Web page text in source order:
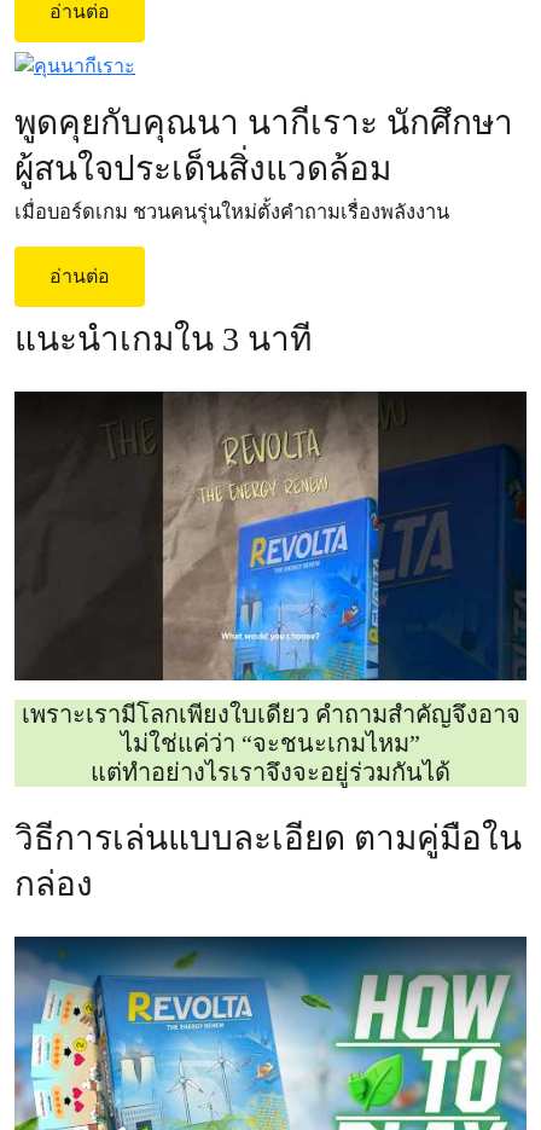
อ่านต่อ
พูดคุยกับคุณนา นากีเราะ นักศึกษา
ผู้สนใจประเด็นสิ่งแวดล้อม
เมื่อบอร์ดเกม ชวนคนรุ่นใหม่ตั้งคำถามเรื่องพลังงาน
อ่านต่อ
แนะนำเกมใน 3 นาที
เพราะเรามีโลกเพียงใบเดียว คำถามสำคัญจึงอาจ
ไม่ใช่แค่ว่า “จะชนะเกมไหม”
แต่ทำอย่างไรเราจึงจะอยู่ร่วมกันได้
วิธีการเล่นแบบละเอียด ตามคู่มือใน
กล่อง